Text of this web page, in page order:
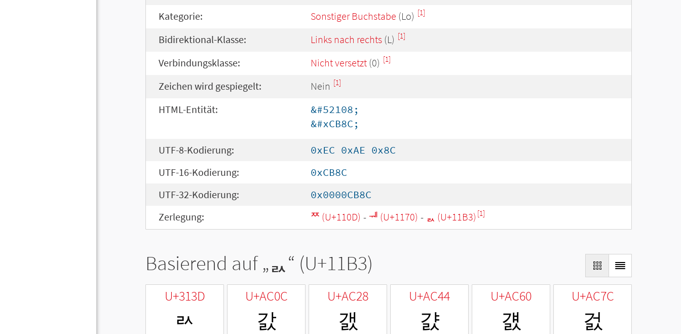
Kategorie: Sonstiger Buchstabe (Lo) [1]
Bidirektional-Klasse: Links nach rechts (L) [1]
Verbindungsklasse: Nicht versetzt (0) [1]
Zeichen wird gespiegelt: Nein [1]
HTML-Entität:
&#52108;
&#xCB8C;
UTF-8-Kodierung:
0xEC 0xAE 0x8C
UTF-16-Kodierung:
0xCB8C
UTF-32-Kodierung:
0x0000CB8C
Zerlegung:
ᄍ (U+110D) - ᅰ (U+1170) - ᆳ (U+11B3) [1]
Basierend auf „ᆳ“ (U+11B3)
U+313D
ㄽ
U+AC0C
갌
U+AC28
갨
U+AC44
걄
U+AC60
걠
U+AC7C
걼